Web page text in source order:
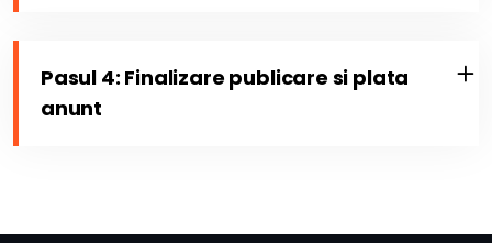
Pasul 4: Finalizare publicare si plata
anunt